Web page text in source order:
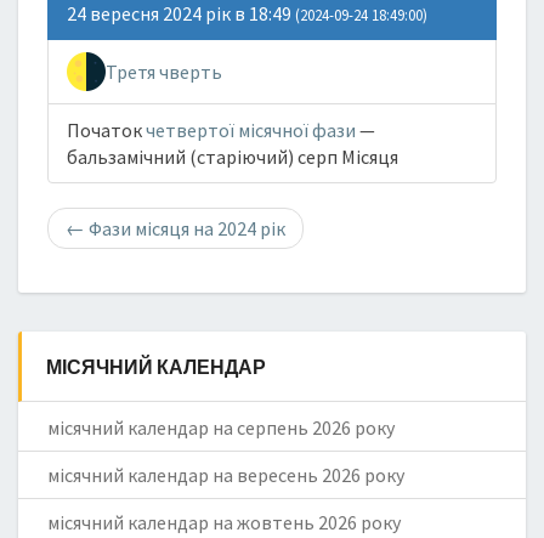
24 вересня 2024 рік в 18:49 (2024-09-24 18:49:00)
Третя чверть
Початокчетвертої місячної фази —
бальзамічний (старіючий) серп Місяця
← Фази місяця на 2024 рік
МІСЯЧНИЙ КАЛЕНДАР
місячний календар на серпень 2026 року
місячний календар на вересень 2026 року
місячний календар на жовтень 2026 року